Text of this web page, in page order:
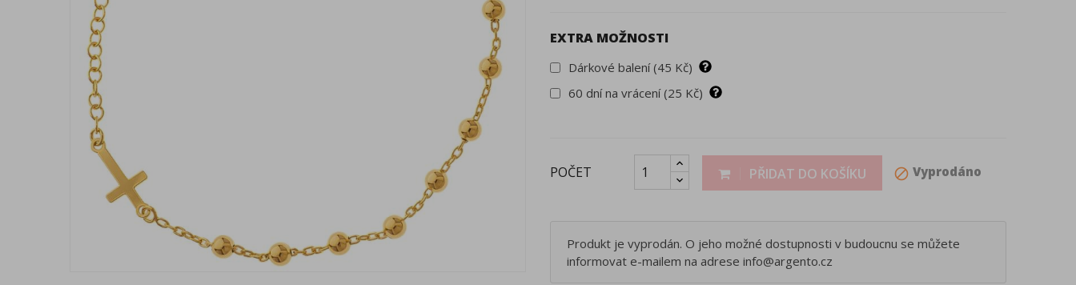
EXTRA MOŽNOSTI
Dárkové balení (45 Kč)
60 dní na vrácení (25 Kč)
POČET PŘIDAT DO KOŠÍKU block Vyprodáno
Produkt je vyprodán. O jeho možné dostupnosti v budoucnu se můžete
informovat e-mailem na adrese info@argento.cz